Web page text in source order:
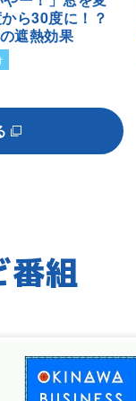
ら30度に！？
遮熱効果
番組